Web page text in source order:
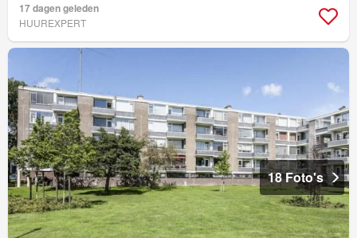
17 dagen geleden
HUUREXPERT
18 Foto's